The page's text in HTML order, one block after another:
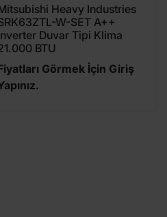
Heavy Industries
W-SET A++
Duvar Tipi Klima
BTU
Görmek İçin Giriş